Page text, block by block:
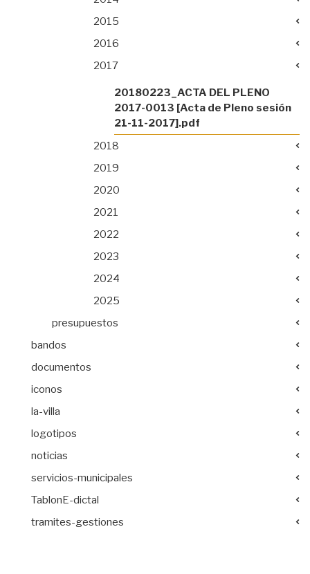
2015
2016
2017
20180223_ACTA DEL PLENO
2017-0013 [Acta de Pleno sesión
21-11-2017].pdf
2018
2019
2020
2021
2022
2023
2024
2025
presupuestos
bandos
documentos
iconos
la-villa
logotipos
noticias
servicios-municipales
TablonE-dictal
tramites-gestiones